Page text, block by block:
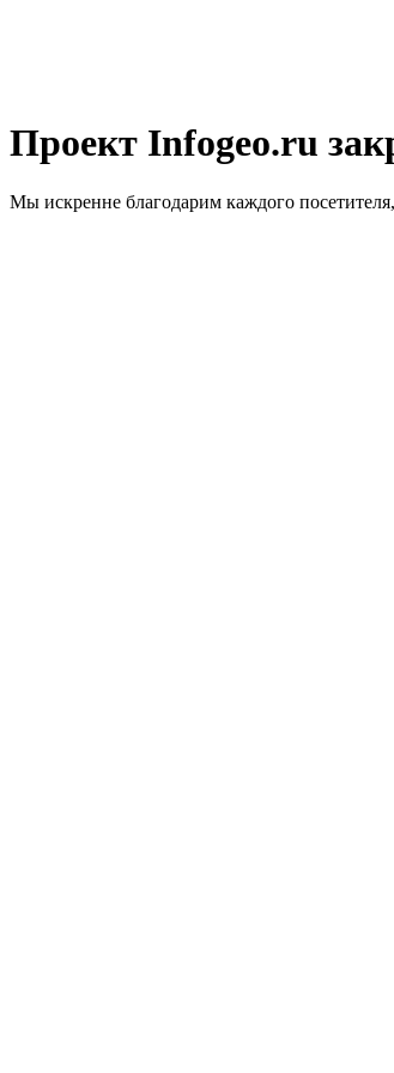
Проект Infogeo.ru
Мы искренне благодарим каждого